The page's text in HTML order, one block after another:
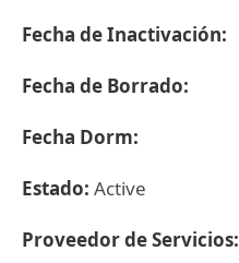
Fecha de Inactivación:
Fecha de Borrado:
Fecha Dorm:
Estado: Active
Proveedor de Servicios: